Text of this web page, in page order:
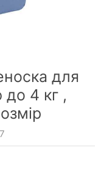
для
до 4 кг ,